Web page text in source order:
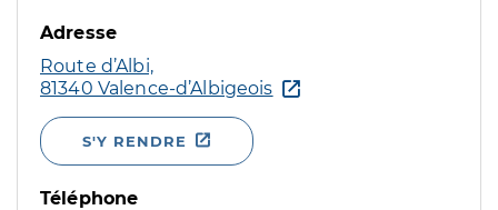
Adresse
Route d’Albi,
81340 Valence-d’Albigeois
S'Y RENDRE
Téléphone